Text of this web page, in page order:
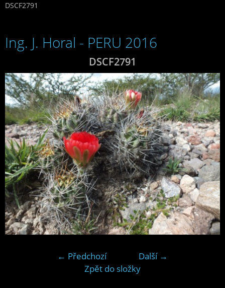
DSCF2791
Ing. J. Horal - PERU 2016
DSCF2791
← Předchozí
Další →
Zpět do složky